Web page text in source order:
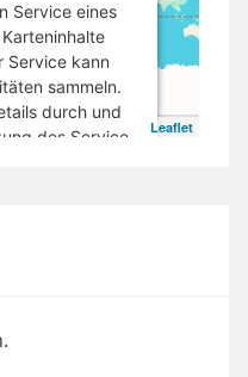
Leaflet
Service eines
Service kann
sammeln.
durch und
des Service
Consent